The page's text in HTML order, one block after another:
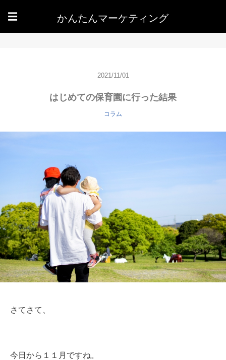
☰ かんたんマーケティング
2021/11/01
はじめての保育園に行った結果
コラム
さてさて、
今日から１１月ですね。